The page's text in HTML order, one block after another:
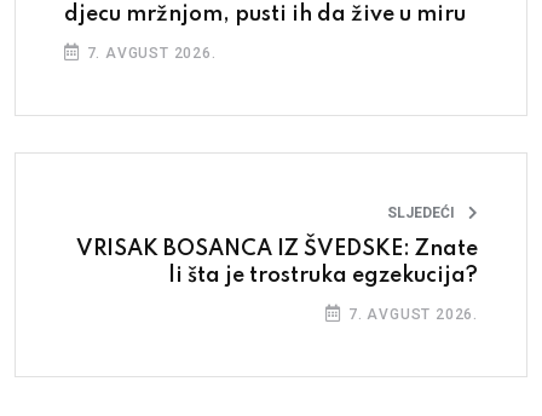
djecu mržnjom, pusti ih da žive u miru
7. AVGUST 2026.
SLJEDEĆI
VRISAK BOSANCA IZ ŠVEDSKE: Znate
li šta je trostruka egzekucija?
7. AVGUST 2026.